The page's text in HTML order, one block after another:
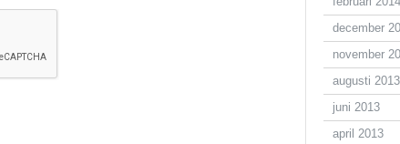
december
november
augusti 2013
juni 2013
april 2013